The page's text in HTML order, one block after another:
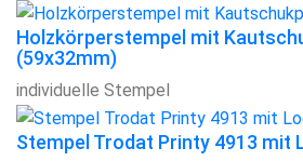
Holzkörperstempel mit
(59x32mm)
individuelle Stempel
Stempel Trodat Printy 4913 mit